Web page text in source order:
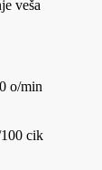
veša
o/min
cik